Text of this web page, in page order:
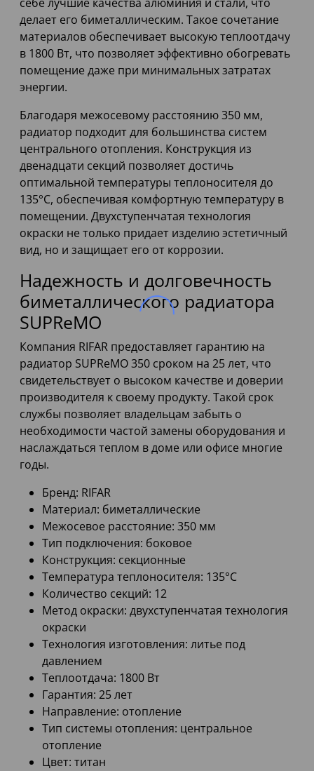
себе лучшие качества алюминия и стали, что
делает его биметаллическим. Такое сочетание
материалов обеспечивает высокую теплоотдачу
в 1800 Вт, что позволяет эффективно обогревать
помещение даже при минимальных затратах
энергии.
Благодаря межосевому расстоянию 350 мм,
радиатор подходит для большинства систем
центрального отопления. Конструкция из
двенадцати секций позволяет достичь
оптимальной температуры теплоносителя до
135°C, обеспечивая комфортную температуру в
помещении. Двухступенчатая технология
окраски не только придает изделию эстетичный
вид, но и защищает его от коррозии.
Надежность и долговечность
биметаллического радиатора
SUPReMO
Компания RIFAR предоставляет гарантию на
радиатор SUPReMO 350 сроком на 25 лет, что
свидетельствует о высоком качестве и доверии
производителя к своему продукту. Такой срок
службы позволяет владельцам забыть о
необходимости частой замены оборудования и
наслаждаться теплом в доме или офисе многие
годы.
Бренд: RIFAR
Материал: биметаллические
Межосевое расстояние: 350 мм
Тип подключения: боковое
Конструкция: секционные
Температура теплоносителя: 135°C
Количество секций: 12
Метод окраски: двухступенчатая технология
окраски
Технология изготовления: литье под
давлением
Теплоотдача: 1800 Вт
Гарантия: 25 лет
Направление: отопление
Тип системы отопления: центральное
отопление
Цвет: титан